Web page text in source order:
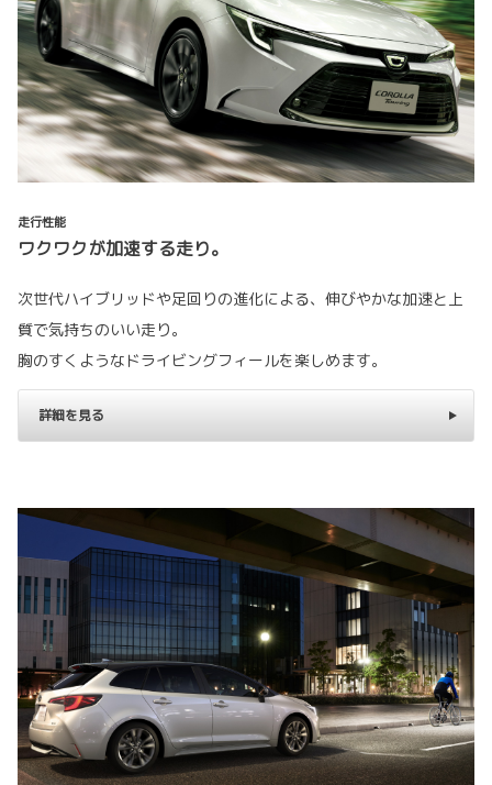
走行性能
ワクワクが加速する走り。
次世代ハイブリッドや足回りの進化による、伸びやかな加速と上
質で気持ちのいい走り。
胸のすくようなドライビングフィールを楽しめます。
詳細を見る